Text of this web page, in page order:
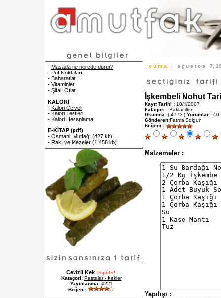
- Masada ne nerede durur?
- Püf Noktaları
- Baharatlar
- Vitaminler
- Şifalı Otlar
KALORİ
- Kalori Cetveli
- Kalori Testleri
- Kalori Hesaplama
E-KİTAP (pdf)
- Osmanlı Mutfağı (427 kb)
- Rakı ve Mezeler (1,458 kb)
Cevizli KekPopüler!
Katagori: Pastalar - Kekler
Yayınlanma: 4221
Beğeni:
c u m a | a ğ u s t o s 7,
İşkembeli Nohut
Kayıt Tarihi :10/4/2007
Katagori : Baklagiller
Okunma:( 4773 ) Yorumlar :( 0
Gönderen:Fatma Solgun
Beğeni :
Malzemeler :
Yapılışı :